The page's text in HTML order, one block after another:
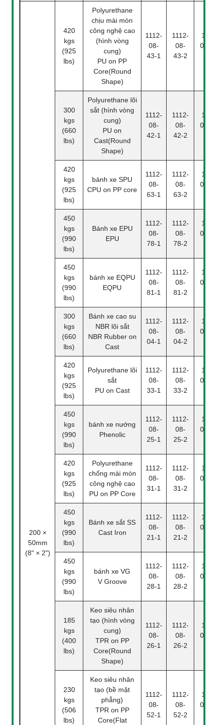
200 ×
50mm
(8" × 2")
420
kgs
(925
lbs)
Polyurethane
chịu mài mòn
công nghệ cao
(hình vòng
cung)
PU on PP
Core(Round
Shape)
1112-
08-
43-1
1112-
08-
43-2
08-
300
kgs
(660
lbs)
Polyurethane lõi
sắt (hình vòng
cung)
PU on
Cast(Round
Shape)
1112-
08-
42-1
1112-
08-
42-2
08-
420
kgs
(925
lbs)
bánh xe SPU
CPU on PP core
1112-
08-
63-1
1112-
08-
63-2
08-
450
kgs
(990
lbs)
Bánh xe EPU
EPU
1112-
08-
78-1
1112-
08-
78-2
08-
450
kgs
(990
lbs)
bánh xe EQPU
EQPU
1112-
08-
81-1
1112-
08-
81-2
08-
300
kgs
(660
lbs)
Bánh xe cao su
NBR lõi sắt
NBR Rubber on
Cast
1112-
08-
04-1
1112-
08-
04-2
08-
420
kgs
(925
lbs)
Polyurethane lõi
sắt
PU on Cast
1112-
08-
33-1
1112-
08-
33-2
08-
450
kgs
(990
lbs)
bánh xe nướng
Phenolic
1112-
08-
25-1
1112-
08-
25-2
08-
420
kgs
(925
lbs)
Polyurethane
chống mài mòn
công nghệ cao
PU on PP Core
1112-
08-
31-1
1112-
08-
31-2
08-
450
kgs
(990
lbs)
Bánh xe sắt SS
Cast Iron
1112-
08-
21-1
1112-
08-
21-2
08-
450
kgs
(990
lbs)
bánh xe VG
V Groove
1112-
08-
28-1
1112-
08-
28-2
08-
185
kgs
(400
lbs)
Keo siêu nhân
tạo (hình vòng
cung)
TPR on PP
Core(Round
Shape)
1112-
08-
26-1
1112-
08-
26-2
08-
230
kgs
(506
lbs)
Keo siêu nhân
tạo (bề mặt
phẳng)
TPR on PP
Core(Flat
1112-
08-
52-1
1112-
08-
52-2
08-